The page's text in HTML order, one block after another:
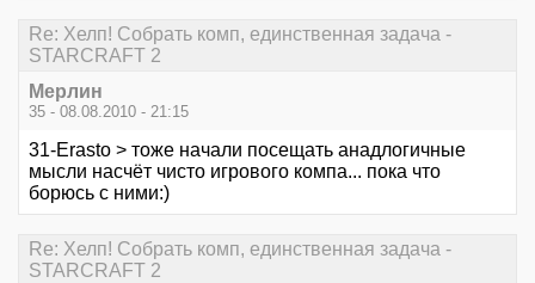
Re: Хелп! Собрать комп, единственная задача -
STARCRAFT 2
Мерлин
35 - 08.08.2010 - 21:15
31-Erasto > тоже начали посещать анадлогичные
мысли насчёт чисто игрового компа... пока что
борюсь с ними:)
Re: Хелп! Собрать комп, единственная задача -
STARCRAFT 2